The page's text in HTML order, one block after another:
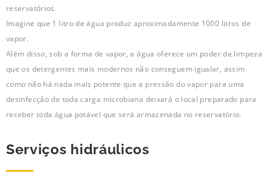
reservatórios.
Imagine que 1 litro de água produz aproximadamente 1000 litros de
vapor.
Além disso, sob a forma de vapor, a água oferece um poder de limpeza
que os detergentes mais modernos não conseguem igualar, assim
como não há nada mais potente que a pressão do vapor para uma
desinfecção de toda carga microbiana deixará o local preparado para
receber toda água potável que será armazenada no reservatório.
Serviços hidráulicos